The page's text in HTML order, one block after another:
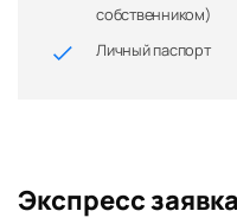
собственником)
Личный паспорт
Экспресс